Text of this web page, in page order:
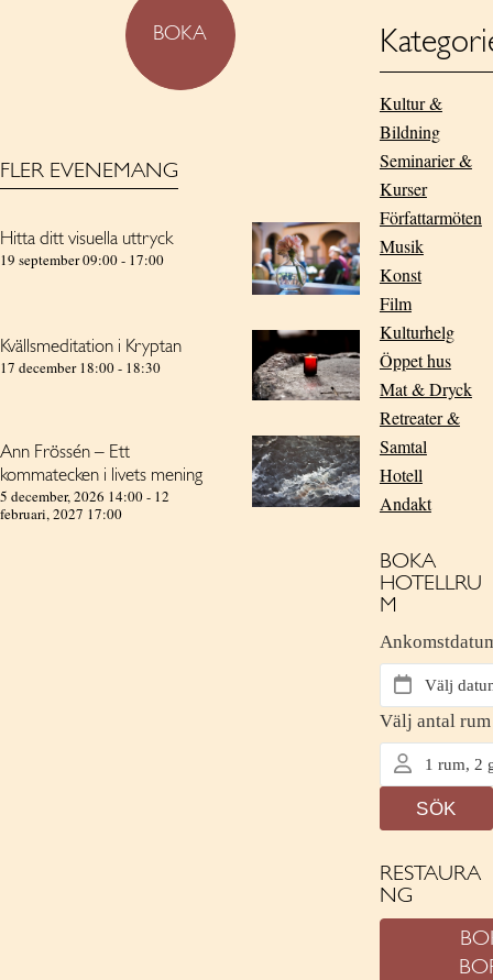
BOKA
FLER EVENEMANG
Hitta ditt visuella uttryck
19 september 09:00- 17:00
Kvällsmeditation i Kryptan
17 december 18:00- 18:30
Ann Frössén – Ett
kommatecken i livets mening
5 december, 2026 14:00- 12
februari, 2027 17:00
Kultur &
Bildning
Seminarier &
Kurser
Författarmöten
Musik
Konst
Film
Kulturhelg
Öppet hus
Mat & Dryck
Retreater &
Samtal
Hotell
Andakt
BOKA
HOTELLRU
M
RESTAURA
NG